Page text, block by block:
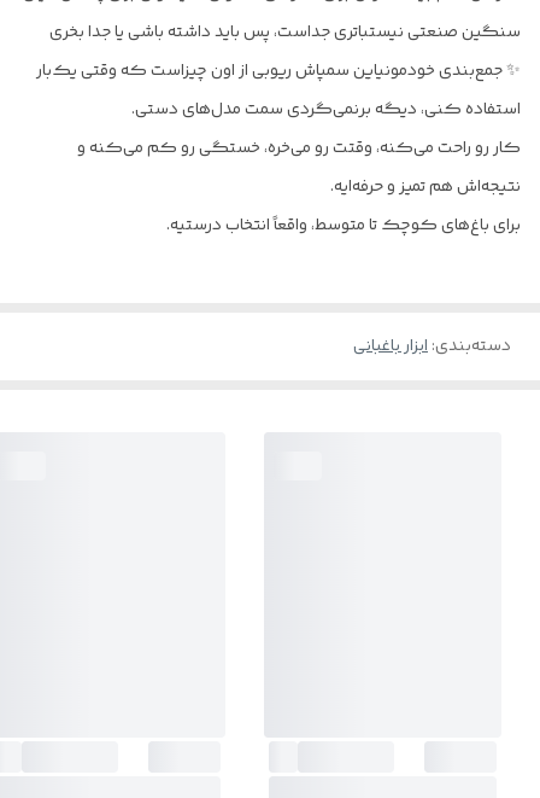
سنگین صنعتی نیستباتری جداست، پس باید داشته باشی یا جدا بخری
✨ جمع‌بندی خودمونیاین سمپاش ریوبی از اون چیزاست که وقتی یک‌بار
استفاده کنی، دیگه برنمی‌گردی سمت مدل‌های دستی.
کار رو راحت می‌کنه، وقتت رو می‌خره، خستگی رو کم می‌کنه و
نتیجه‌اش هم تمیز و حرفه‌ایه.
برای باغ‌های کوچک تا متوسط، واقعاً انتخاب درستیه.
دسته‌بندی:ابزار باغبانی